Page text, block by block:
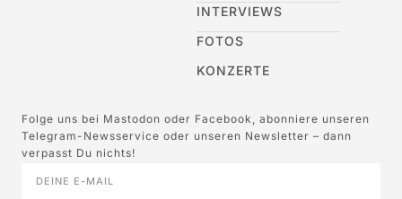
INTERVIEWS
FOTOS
KONZERTE
Folge uns bei Mastodon oder Facebook, abonniere unseren
Telegram-Newsservice oder unseren Newsletter – dann
verpasst Du nichts!